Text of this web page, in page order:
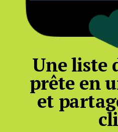
Une liste
prête en
et